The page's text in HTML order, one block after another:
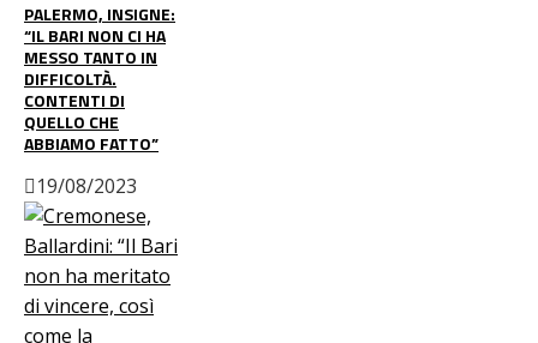
PALERMO, INSIGNE:
“IL BARI NON CI HA
MESSO TANTO IN
DIFFICOLTÀ.
CONTENTI DI
QUELLO CHE
ABBIAMO FATTO”
19/08/2023